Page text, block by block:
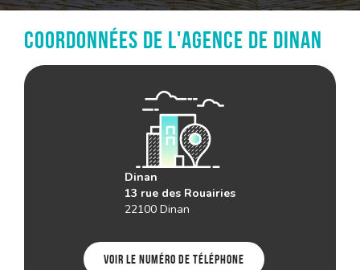
Coordonnées de l'agence de Dinan
Dinan
13 rue des Rouairies
22100 Dinan
Voir le numéro de téléphone